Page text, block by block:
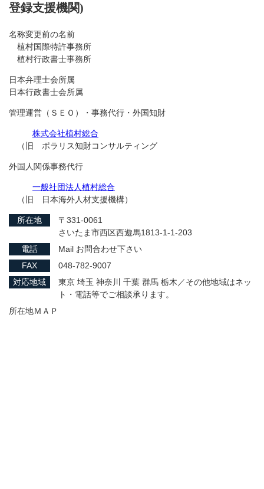
登録支援機関)
名称変更前の名前
植村国際特許事務所
植村行政書士事務所
日本弁理士会所属
日本行政書士会所属
管理運営（ＳＥＯ）・事務代行・外国知財
株式会社植村総合
（旧 ポラリス知財コンサルティング
外国人関係事務代行
一般社団法人植村総合
（旧 日本海外人材支援機構）
所在地
〒331-0061
さいたま市西区西遊馬1813-1-1-203
電話
Mail お問合わせ下さい
FAX
048-782-9007
対応地域
東京 埼玉 神奈川 千葉 群馬 栃木／その他地域はネッ
ト・電話等でご相談承ります。
所在地ＭＡＰ